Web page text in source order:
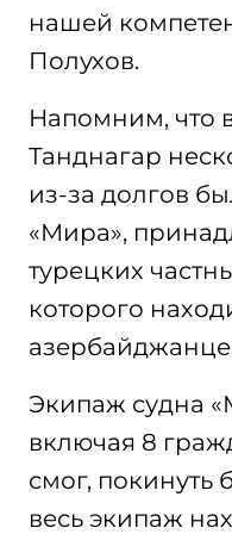
нашей
Полухов.
Напомним, что
Танднагар
из-за долгов
«Мира»,
турецких
которого
Экипаж судна
включая 8
смог, покинуть
весь экипаж